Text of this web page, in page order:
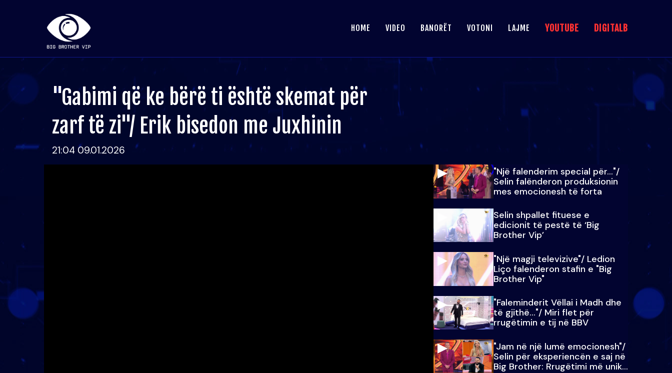
HOME VIDEO BANORËT VOTONI LAJME YOUTUBE DIGITALB
"Gabimi që ke bërë ti është skemat për
zarf të zi"/ Erik bisedon me Juxhinin
21:04 09.01.2026
"Një falenderim special për…"/
Selin falënderon produksionin
mes emocionesh të forta
Selin shpallet fituese e
edicionit të pestë të ‘Big
Brother Vip’
"Një magji televizive"/ Ledion
Liço falenderon stafin e "Big
Brother Vip"
"Faleminderit Vëllai i Madh dhe
të gjithë…"/ Miri flet për
rrugëtimin e tij në BBV
"Jam në një lumë emocionesh"/
Selin për eksperiencën e saj në
Big Brother: Rrugëtimi më unik…